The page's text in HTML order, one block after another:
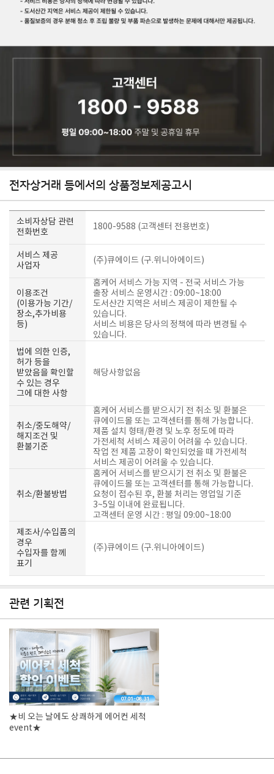
전자상거래 등에서의 상품정보제공고시
소비자상담 관련
전화번호
1800-9588 (고객센터 전용번호)
서비스 제공
사업자
(주)큐에이드 (구.위니아에이드)
이용조건
(이용가능 기간/
장소,추가비용
등)
홈케어 서비스 가능 지역 - 전국 서비스 가능
출장 서비스 운영시간 : 09:00~18:00
도서산간 지역은 서비스 제공이 제한될 수
있습니다.
서비스 비용은 당사의 정책에 따라 변경될 수
있습니다.
법에 의한 인증,
허가 등을
받았음을 확인할
수 있는 경우
그에 대한 사항
해당사항없음
취소/중도해약/
해지조건 및
환불기준
홈케어 서비스를 받으시기 전 취소 및 환불은
큐에이드몰 또는 고객센터를 통해 가능합니다.
제품 설치 형태/환경 및 노후 정도에 따라
가전세척 서비스 제공이 어려울 수 있습니다.
작업 전 제품 고장이 확인되었을 때 가전세척
서비스 제공이 어려울 수 있습니다.
취소/환불방법
홈케어 서비스를 받으시기 전 취소 및 환불은
큐에이드몰 또는 고객센터를 통해 가능합니다.
요청이 접수된 후, 환불 처리는 영업일 기준
3~5일 이내에 완료됩니다.
고객센터 운영 시간 : 평일 09:00~18:00
제조사/수입품의
경우
수입자를 함께
표기
(주)큐에이드 (구.위니아에이드)
관련 기획전
★비 오는 날에도 상쾌하게 에어컨 세척
event★